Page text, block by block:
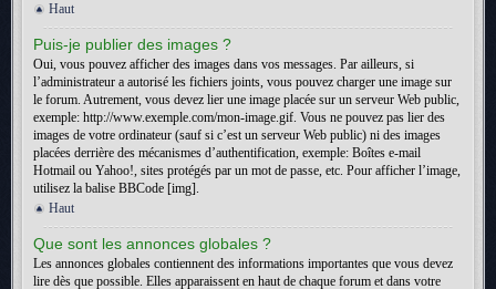
Haut
Puis-je publier des images ?
Oui, vous pouvez afficher des images dans vos messages. Par ailleurs, si
l’administrateur a autorisé les fichiers joints, vous pouvez charger une image sur
le forum. Autrement, vous devez lier une image placée sur un serveur Web public,
exemple: http://www.exemple.com/mon-image.gif. Vous ne pouvez pas lier des
images de votre ordinateur (sauf si c’est un serveur Web public) ni des images
placées derrière des mécanismes d’authentification, exemple: Boîtes e-mail
Hotmail ou Yahoo!, sites protégés par un mot de passe, etc. Pour afficher l’image,
utilisez la balise BBCode [img].
Haut
Que sont les annonces globales ?
Les annonces globales contiennent des informations importantes que vous devez
lire dès que possible. Elles apparaissent en haut de chaque forum et dans votre